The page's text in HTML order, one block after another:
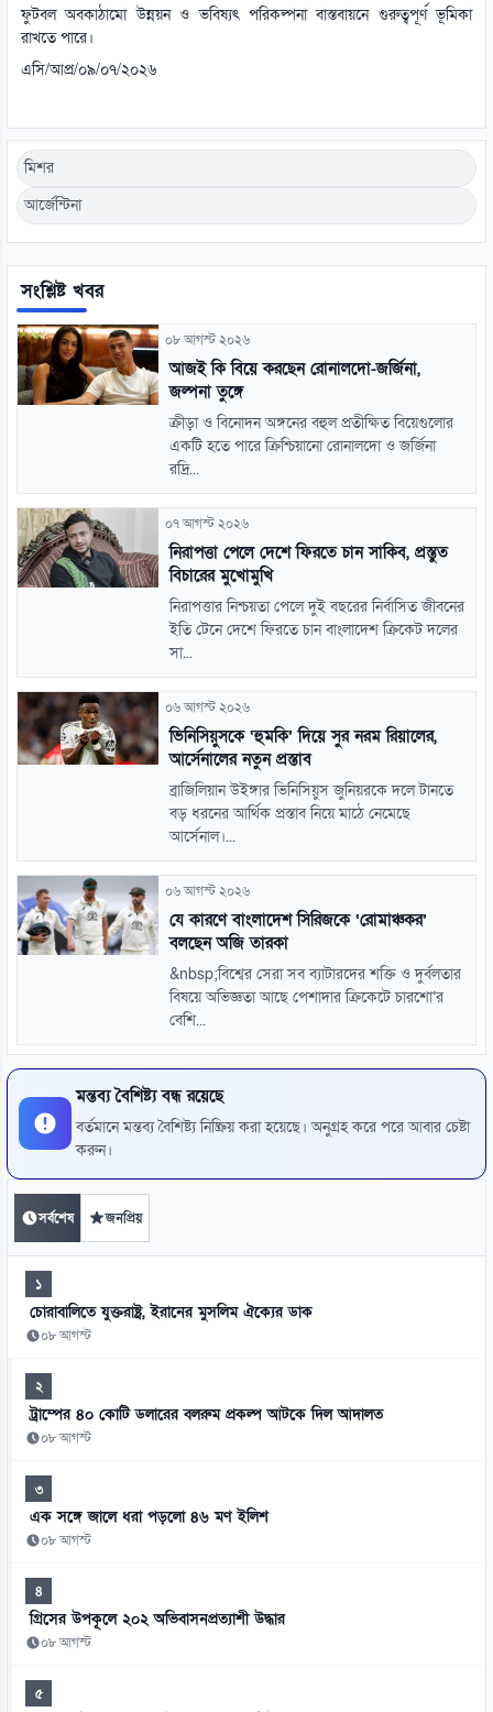
ফুটবল অবকাঠামো উন্নয়ন ও ভবিষ্যৎ পরিকল্পনা বাস্তবায়নে গুরুত্বপূর্ণ ভূমিকা
রাখতে পারে।
এসি/আপ্র/০৯/০৭/২০২৬
মিশর
আর্জেন্টিনা
সংশ্লিষ্ট খবর
০৮ আগস্ট ২০২৬
আজই কি বিয়ে করছেন রোনালদো-জর্জিনা,
জল্পনা তুঙ্গে
ক্রীড়া ও বিনোদন অঙ্গনের বহুল প্রতীক্ষিত বিয়েগুলোর
একটি হতে পারে ক্রিশ্চিয়ানো রোনালদো ও জর্জিনা
রদ্রি...
০৭ আগস্ট ২০২৬
নিরাপত্তা পেলে দেশে ফিরতে চান সাকিব, প্রস্তুত
বিচারের মুখোমুখি
নিরাপত্তার নিশ্চয়তা পেলে দুই বছরের নির্বাসিত জীবনের
ইতি টেনে দেশে ফিরতে চান বাংলাদেশ ক্রিকেট দলের
সা...
০৬ আগস্ট ২০২৬
ভিনিসিয়ুসকে ‘হুমকি’ দিয়ে সুর নরম রিয়ালের,
আর্সেনালের নতুন প্রস্তাব
ব্রাজিলিয়ান উইঙ্গার ভিনিসিয়ুস জুনিয়রকে দলে টানতে
বড় ধরনের আর্থিক প্রস্তাব নিয়ে মাঠে নেমেছে
আর্সেনাল।...
০৬ আগস্ট ২০২৬
যে কারণে বাংলাদেশ সিরিজকে ‘রোমাঞ্চকর’
বলছেন অজি তারকা
&nbsp;বিশ্বের সেরা সব ব্যাটারদের শক্তি ও দুর্বলতার
বিষয়ে অভিজ্ঞতা আছে পেশাদার ক্রিকেটে চারশো’র
বেশি...
মন্তব্য বৈশিষ্ট্য বন্ধ রয়েছে
বর্তমানে মন্তব্য বৈশিষ্ট্য নিষ্ক্রিয় করা হয়েছে। অনুগ্রহ করে পরে আবার চেষ্টা
করুন।
সর্বশেষ জনপ্রিয়
১
চোরাবালিতে যুক্তরাষ্ট্র, ইরানের মুসলিম ঐক্যের ডাক
০৮ আগস্ট
২
ট্রাম্পের ৪০ কোটি ডলারের বলরুম প্রকল্প আটকে দিল আদালত
০৮ আগস্ট
৩
এক সঙ্গে জালে ধরা পড়লো ৪৬ মণ ইলিশ
০৮ আগস্ট
৪
গ্রিসের উপকূলে ২০২ অভিবাসনপ্রত্যাশী উদ্ধার
০৮ আগস্ট
৫